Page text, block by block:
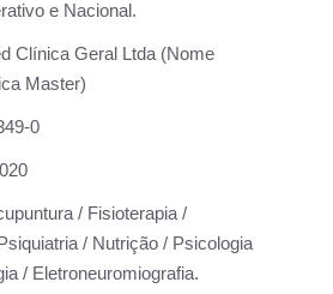
e Nacional.
Clínica Geral Ltda (Nome
Master)
0
/ Fisioterapia /
/ Nutrição / Psicologia
/ Eletroneuromiografia.